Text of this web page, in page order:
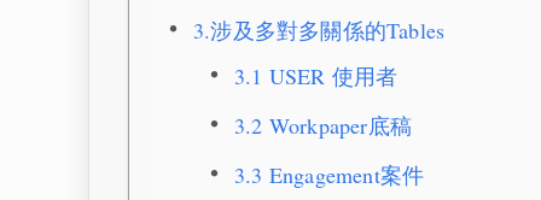
3.涉及多對多關係的Tables
3.1 USER 使用者
3.2 Workpaper底稿
3.3 Engagement案件